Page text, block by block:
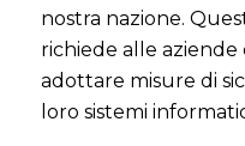
nostra nazione.
richiede alle aziende
adottare misure di
loro sistemi